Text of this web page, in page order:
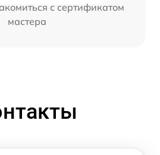
с сертификатом
мастера